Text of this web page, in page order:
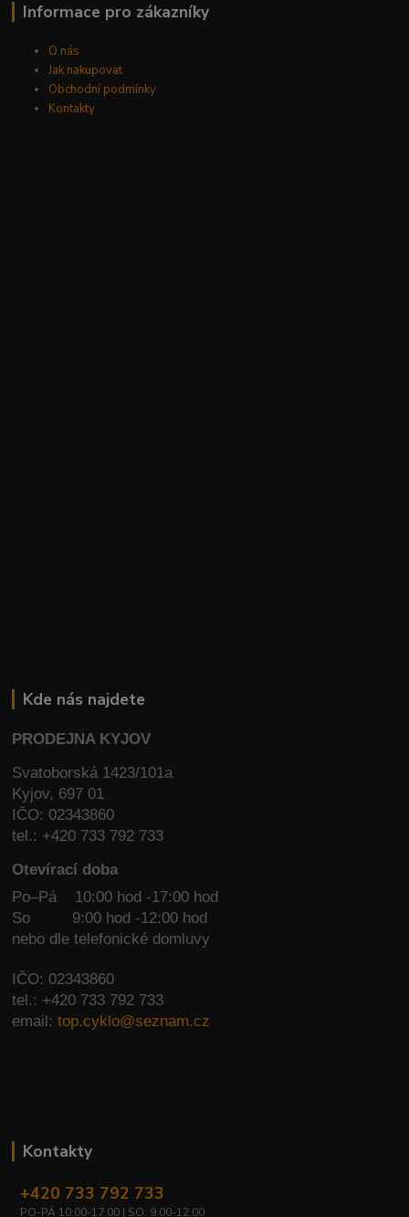
Informace pro zákazníky
O nás
Jak nakupovat
Obchodní podmínky
Kontakty
Kde nás najdete
PRODEJNA KYJOV
Svatoborská 1423/101a
Kyjov, 697 01
IČO: 02343860
tel.: +420 733 792 733
Otevírací doba
Po–Pá 10:00 hod -17:00 hod
So
9:00 hod -12:00 hod
nebo dle telefonické domluvy
IČO: 02343860
tel.: +420 733 792 733
email:top.cyklo@seznam.cz
Kontakty
+420 733 792 733
PO-PÁ 10:00-17:00 | SO: 9:00-12:00